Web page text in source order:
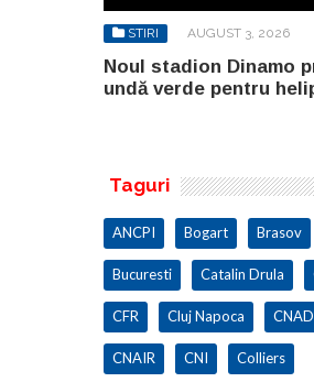
STIRI AUGUST 3, 2026
Noul stadion Dinamo
undă verde pentru
Taguri
ANCPI Bogart Brasov
Bucuresti Catalin Drula
CFR Cluj Napoca
CNAIR CNI Colliers